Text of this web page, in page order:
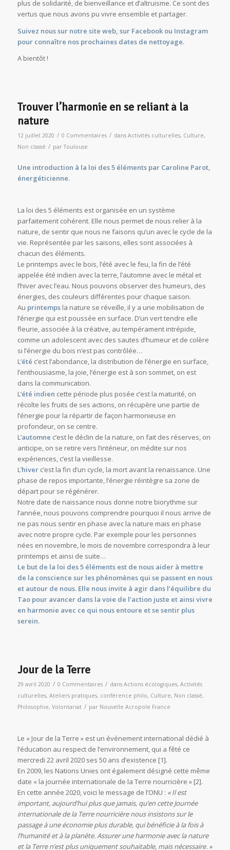
plus de solidarité, de bienveillance et d’altruisme. Ce sont des
vertus que nous avons pu vivre ensemble et partager.
Suivez nous sur notre site web, sur Facebookou Instagram
pour connaître nos prochaines dates de nettoyage.
A bientôt !
Trouver l’harmonie en se reliant à la
nature
12 juillet 2020 / 0 Commentaires / dans Activités culturelles, Culture,
Non classé / parToulouse
Une introduction à la loi des 5 éléments par Caroline Parot,
énergéticienne.
La loi des 5 éléments est organisée en un système
parfaitement cohérent. Elle nous permet de nous relier à la
nature, de sentir que nous ne faisons qu’un avec le cycle de la
vie. Représentée par les saisons, elles sont associées à
chacun des éléments.
Le printemps avec le bois, l’été avec le feu, la fin de l’été
appelée été indien avec la terre, l’automne avec le métal et
l’hiver avec l’eau. Nous pouvons observer des humeurs, des
énergies, des couleurs différentes pour chaque saison.
Au printempsla nature se réveille, il y a une mobilisation de
l’énergie qui est poussée en surface. D’un vert tendre elle
fleurie, associée à la créative, au tempérament intrépide,
comme un adolescent avec des sautes d’humeur et de colère
si l’énergie du bois n’est pas contrôlée…
L’été c’est l’abondance, la distribution de l’énergie en surface,
l’enthousiasme, la joie, l’énergie est à son sommet, on est
dans la communication.
L’été indien cette période plus posée c’est la maturité, on
récolte les fruits de ses actions, on récupère une partie de
l’énergie pour la répartir de façon harmonieuse en
profondeur, on se centre.
L’automne c’est le déclin de la nature, on fait des réserves, on
anticipe, on se retire vers l’intérieur, on médite sur nos
expériences, c’est la vieillesse.
L’hiverc’est la fin d’un cycle, la mort avant la renaissance. Une
phase de repos importante, l’énergie réintègre sa zone de
départ pour se régénérer.
Notre date de naissance nous donne notre biorythme sur
l’année, nous pouvons comprendre pourquoi il nous arrive de
ne pas nous sentir en phase avec la nature mais en phase
avec notre propre cycle. Par exemple pour les personnes
nées en novembre, le mois de novembre correspondra à leur
printemps et ainsi de suite…
Le but de la loi des 5 éléments est de nous aider à mettre
de la conscience sur les phénomènes qui se passent en nous
et autour de nous. Elle nous invite à agir dans l’équilibre du
Tao pour avancer dans la voie de l’action juste et ainsi vivre
en harmonie avec ce qui nous entoure et se sentir plus
serein.
Jour de la Terre
29 avril 2020 / 0 Commentaires / dans Actions écologiques, Activités
culturelles, Ateliers pratiques, conférence philo, Culture, Non classé,
Philosophie, Volontariat / par Nouvelle Acropole France
Le « Jour de la Terre » est un événement international dédié à
l’éducation au respect de l’environnement, qui a fêté ce
mercredi 22 avril 2020 ses 50 ans d’existence [1].
En 2009, les Nations Unies ont également désigné cette même
date « la journée internationale de la Terre nourricière » [2].
En cette année 2020, voici le message de l’ONU : « Il est
important, aujourd’hui plus que jamais, qu’en cette Journée
internationale de la Terre nourricière nous insistons sur le
passage à une économie plus durable, qui bénéficie à la fois à
l’humanité et à la planète. Assurer une harmonie avec la nature
et la Terre n’est plus uniquement souhaitable, mais nécessaire. »